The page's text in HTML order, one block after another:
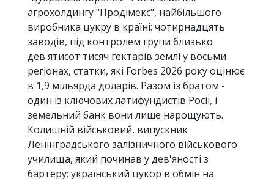
агрохолдингу "Продімекс", найбільшого
виробника цукру в країні: чотирнадцять
заводів, під контролем групи близько
дев'ятисот тисяч гектарів землі у восьми
регіонах, статки, які Forbes 2026 року оцінює
в 1,9 мільярда доларів. Разом із братом -
один із ключових латифундистів Росії, і
земельний банк вони лише нарощують.
Колишній військовий, випускник
Ленінградського залізничного військового
училища, який починав у дев'яності з
бартеру: український цукор в обмін на